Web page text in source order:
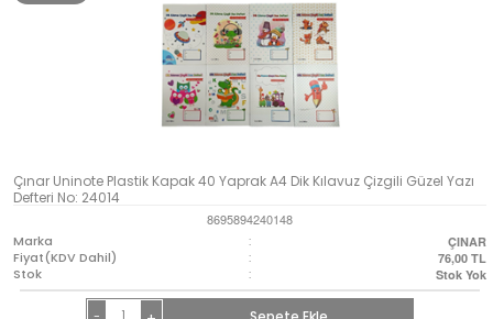
Çınar Uninote Plastik Kapak 40 Yaprak A4 Dik Kılavuz Çizgili Güzel Yazı
Defteri No: 24014
8695894240148
Marka
: ÇINAR
Fiyat(KDV Dahil) : 76,00 TL
Stok : Stok Yok